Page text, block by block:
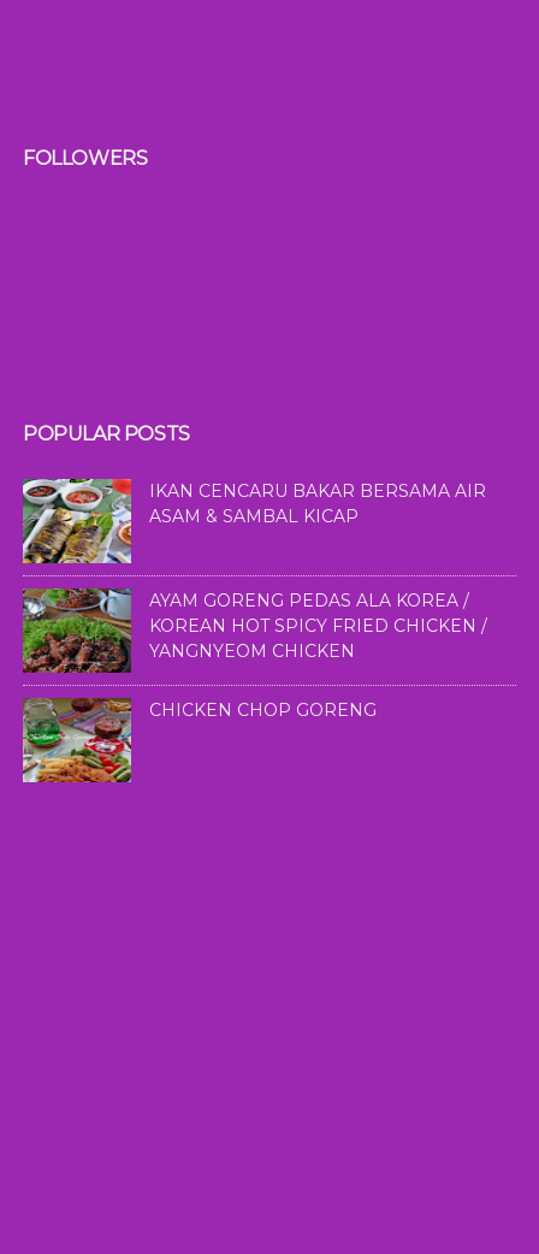
FOLLOWERS
POPULAR POSTS
IKAN CENCARU BAKAR BERSAMA AIR
ASAM & SAMBAL KICAP
AYAM GORENG PEDAS ALA KOREA /
KOREAN HOT SPICY FRIED CHICKEN /
YANGNYEOM CHICKEN
CHICKEN CHOP GORENG